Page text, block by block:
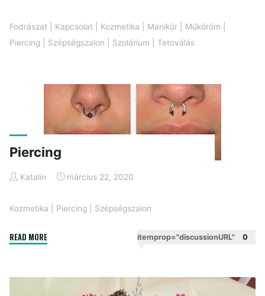
Fodrászat Kapcsolat Kozmetika Manikűr Műköröm
Piercing
Szépségszalon Szolárium Tetoválás
Piercing
Katalin március 22, 2020
Kozmetika Piercing Szépségszalon
READ MORE"Piercing" itemprop="discussionURL" 0